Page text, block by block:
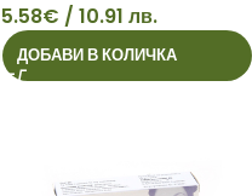
5.58€ / 10.91 лв.
ДОБАВИ В КОЛИЧКА